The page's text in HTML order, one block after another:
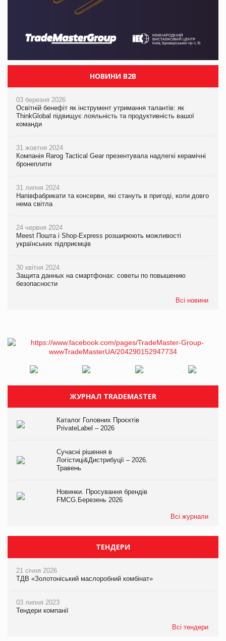
НОВИНИ B2B
03 березня 2026
Освітній бенефіт як інструмент утримання талантів: як
ThinkGlobal підвищує лояльність та продуктивність вашої
команди
31 жовтня 2024
Компанія Rarog Tactical Gear презентувала надлегкі керамічні
бронеплити
31 липня 2024
Напівфабрикати та консерви, які стануть в пригоді, коли довго
нема світла
24 червня 2024
Meest Пошта і Shop-Express розширюють можливості
українських підприємців
30 квітня 2024
Защита данных на смартфонах: советы по повышению
безопасности
Всі новини
ЖУРНАЛ TRADEMASTER
Каталог Головних Проєктів
PrivateLabel – 2026
Сучасні рішення в
Логістиці&Дистрибуції – 2026.
Травень
Новинки. Просування брендів
FMCG.Березень 2026
Всі журнали
ТЕНДЕРИ
21 січня 2026
ТДВ «Золотоніський маслоробний комбінат»
03 липня 2023
Тендери компанії
Всі тендери